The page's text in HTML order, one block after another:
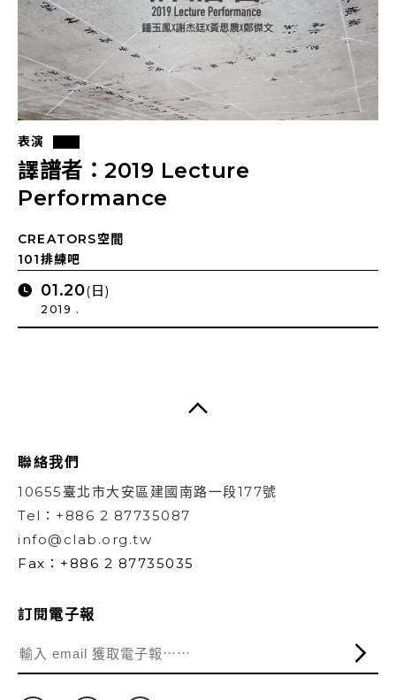
表演
譯譜者：2019 Lecture
Performance
CREATORS空間
101排練吧
01.20(日)
2019 .
聯絡我們
10655臺北市大安區建國南路一段177號
Tel：+886 2 87735087
info@clab.org.tw
Fax：+886 2 87735035
訂閱電子報